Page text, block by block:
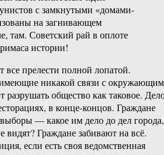
с замкнутыми «домами-
на загнивающем
там. Советский рай в оплоте
истории!
прелести полной лопатой.
никакой связи с окружающим
общество как таковое.
в конце-концов. Граждане
выборы — какое им дело до дел города,
видят? Граждане забивают на всё.
если есть своя ведомственная